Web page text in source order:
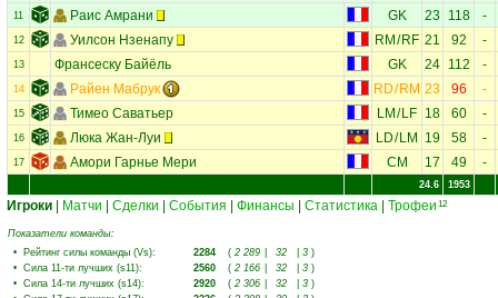
11 Раис Амрани GK 23 118 -
12 Уилсон Нзенапу RM / RF 21 92 -
13 Франсеску Байёль GK 24 112 -
14 Райен Мабрук RD/ RM 23 96 -
15 Тимео Саватьер LM / LF 18 60 -
16 Люка Жан-Луи LD/ LM 19 58 -
17 Амори Гарнье Мери CM 17 49 -
24.6 1953
Игроки Матчи Сделки События Финансы Статистика Трофеи 12
Показатели команды:
• Рейтинг силы команды (Vs): 2284 ( 2 289 32 3 )
• Сила 11-ти лучших (s11): 2560 ( 2 166 32 3 )
• Сила 14-ти лучших (s14): 2920 ( 2 306 32 3 )